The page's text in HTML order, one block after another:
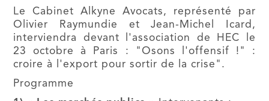
Le Cabinet Alkyne Avocats, représenté par
Olivier Raymundie et Jean-Michel Icard,
interviendra devant l'association de HEC le
23 octobre à Paris : "Osons l'offensif !" :
croire à l'export pour sortir de la crise".
Programme